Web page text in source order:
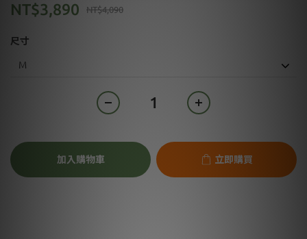
NT$4,090
NT$3,890
尺寸
加入購物車 立即購買